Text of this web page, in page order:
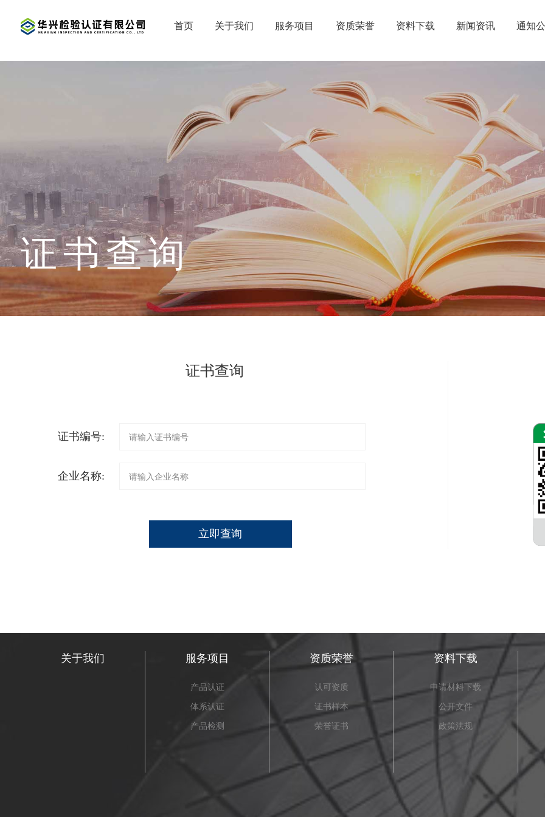
首页 关于我们 服务项目 资质荣誉 资料下载 新闻资讯 通知
证书查询
证书查询
证书编号:
企业名称:
立即查询
关于我们 服务项目
产品认证
体系认证
产品检测
资质荣誉
认可资质
证书样本
荣誉证书
资料下载
申请材料下载
公开文件
政策法规